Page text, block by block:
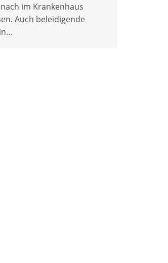
im Krankenhaus
Auch beleidigende